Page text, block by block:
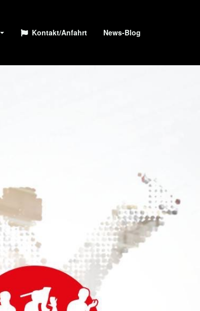
Kontakt/Anfahrt News-Blog